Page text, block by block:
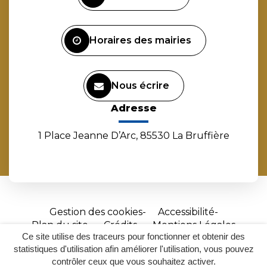
Ce site utilise des traceurs pour fonctionner et obtenir des
statistiques d'utilisation afin améliorer l'utilisation, vous pouvez
contrôler ceux que vous souhaitez activer.
comptecomptecompte
chaîne
Horaires des mairies
Nous écrire
Adresse
1 Place Jeanne D’Arc, 85530 La Bruffière
Gestion des cookies
Accessibilité
Plan du site
Crédits
Mentions Légales
Site
réalisé